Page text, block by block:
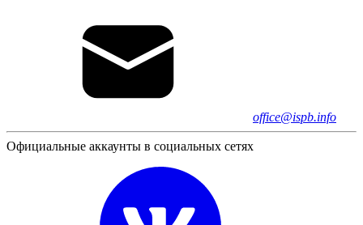
office@ispb.info
Официальные аккаунты в социальных сетях